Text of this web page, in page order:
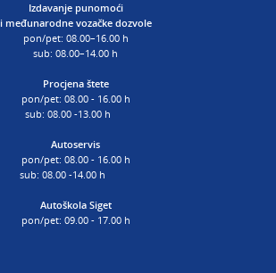
Izdavanje punomoći
imeđunarodne vozačke dozvole
pon/pet: 08.00–16.00 h
sub: 08.00–14.00 h
Procjena štete
pon/pet: 08.00 - 16.00 h
sub: 08.00 -13.00 h
Autoservis
pon/pet: 08.00 - 16.00 h
sub: 08.00 -14.00 h
Autoškola Siget
pon/pet: 09.00 - 17.00 h